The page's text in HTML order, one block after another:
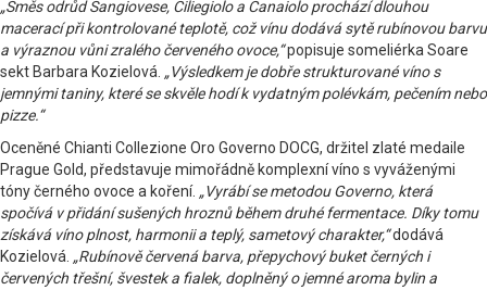
„Směs odrůd Sangiovese, Ciliegiolo a Canaiolo prochází dlouhou
macerací při kontrolované teplotě, což vínu dodává sytě rubínovou barvu
a výraznou vůni zralého červeného ovoce,“popisuje someliérka Soare
sekt Barbara Kozielová. „Výsledkem je dobře strukturované víno s
jemnými taniny, které se skvěle hodí k vydatným polévkám, pečením nebo
pizze.“
Oceněné Chianti Collezione Oro Governo DOCG, držitel zlaté medaile
Prague Gold, představuje mimořádně komplexní víno s vyváženými
tóny černého ovoce a koření. „Vyrábí se metodou Governo, která
spočívá v přidání sušených hroznů během druhé fermentace. Díky tomu
získává víno plnost, harmonii a teplý, sametový charakter,“dodává
Kozielová. „Rubínově červená barva, přepychový buket černých i
červených třešní, švestek a fialek, doplněný o jemné aroma bylin a